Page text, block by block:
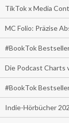
TikTok x Media
MC Folio: Präzise
#BookTok
Die Podcast Charts
#BookTok
Indie-Hörbücher